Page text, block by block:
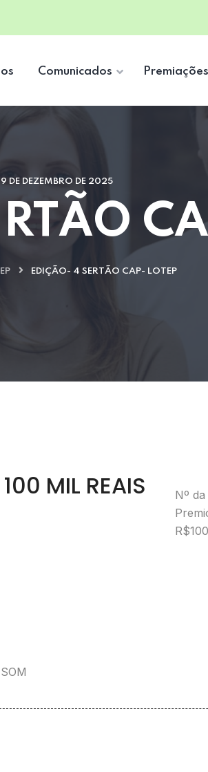
Comunicados Premiações
DE DEZEMBRO DE 2025
EDIÇÃO- 4 SERTÃO CAP- LOTEP
MIL REAIS
Nº